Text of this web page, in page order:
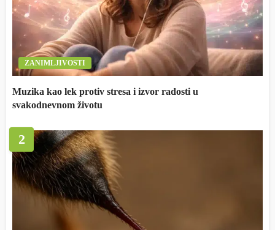
ZANIMLJIVOSTI
Muzika kao lek protiv stresa i izvor radosti u
svakodnevnom životu
2